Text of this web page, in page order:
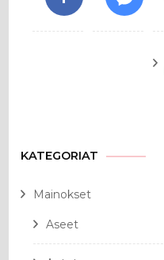
KATEGORIAT
Mainokset
Aseet